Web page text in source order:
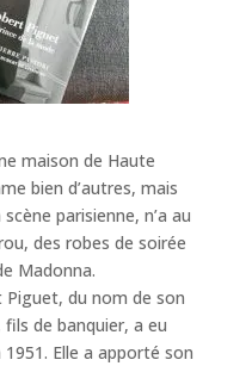
maison de Haute
bien d’autres, mais
parisienne, n’a au
des robes de soirée
Madonna.
du nom de son
de banquier, a eu
Elle a apporté son